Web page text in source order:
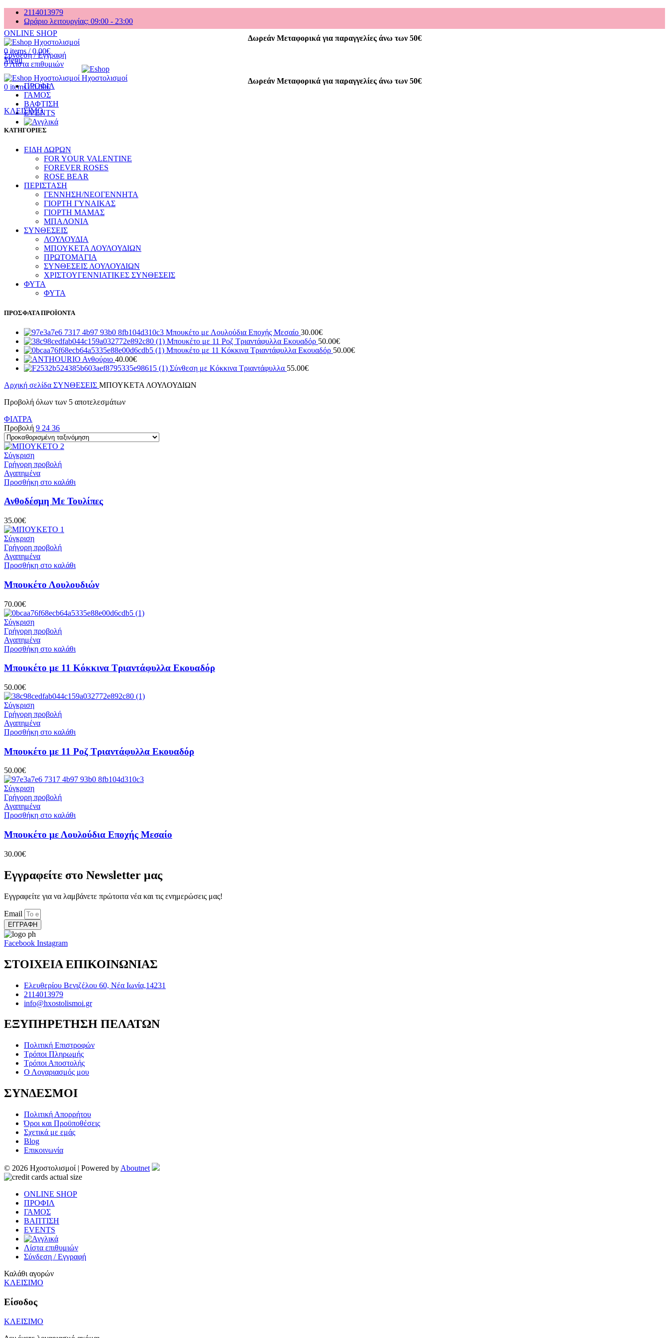
2114013979
Ωράριο λειτουργίας: 09:00 - 23:00
Δωρεάν Μεταφορικά για παραγγελίες άνω των 50€
Σύνδεση / Εγγραφή
0Λίστα επιθυμιών
Δωρεάν Μεταφορικά για παραγγελίες άνω των 50€
ONLINE SHOP
0 items / 0.00€
Menu
0 items / 0.00€
ΠΡΟΦΙΛ
ΓΑΜΟΣ
ΒΑΦΤΙΣΗ
EVENTS
ΚΛΕΙΣΙΜΟ
ΚΑΤΗΓΟΡΙΕΣ
ΕΙΔΗ ΔΩΡΩΝ
FOR YOUR VALENTINE
FOREVER ROSES
ROSE BEAR
ΠΕΡΙΣΤΑΣΗ
ΓΕΝΝΗΣΗ/ΝΕΟΓΕΝΝΗΤΑ
ΓΙΟΡΤΗ ΓΥΝΑΙΚΑΣ
ΓΙΟΡΤΗ ΜΑΜΑΣ
ΜΠΑΛΟΝΙΑ
ΣΥΝΘΕΣΕΙΣ
ΛΟΥΛΟΥΔΙΑ
ΜΠΟΥΚΕΤΑ ΛΟΥΛΟΥΔΙΩΝ
ΠΡΩΤΟΜΑΓΙΑ
ΣΥΝΘΕΣΕΙΣ ΛΟΥΛΟΥΔΙΩΝ
ΧΡΙΣΤΟΥΓΕΝΝΙΑΤΙΚΕΣ ΣΥΝΘΕΣΕΙΣ
ΦΥΤΑ
ΦΥΤΑ
ΠΡΟΣΦΑΤΑ ΠΡΟΪΟΝΤΑ
Μπουκέτο με Λουλούδια Εποχής Μεσαίο 30.00€
Μπουκέτο με 11 Ροζ Τριαντάφυλλα Εκουαδόρ 50.00€
Μπουκέτο με 11 Κόκκινα Τριαντάφυλλα Εκουαδόρ 50.00€
Ανθούριο 40.00€
Σύνθεση με Κόκκινα Τριαντάφυλλα 55.00€
Αρχική σελίδα ΣΥΝΘΕΣΕΙΣ ΜΠΟΥΚΕΤΑ ΛΟΥΛΟΥΔΙΩΝ
Προβολή όλων των 5 αποτελεσμάτων
ΦΙΛΤΡΑ
Προβολή 9 24 36
Σύγκριση
Γρήγορη προβολή
Αγαπημένα
Προσθήκη στο καλάθι
Ανθοδέσμη Με Τουλίπες
35.00€
Σύγκριση
Γρήγορη προβολή
Αγαπημένα
Προσθήκη στο καλάθι
Μπουκέτο Λουλουδιών
70.00€
Σύγκριση
Γρήγορη προβολή
Αγαπημένα
Προσθήκη στο καλάθι
Μπουκέτο με 11 Κόκκινα Τριαντάφυλλα Εκουαδόρ
50.00€
Σύγκριση
Γρήγορη προβολή
Αγαπημένα
Προσθήκη στο καλάθι
Μπουκέτο με 11 Ροζ Τριαντάφυλλα Εκουαδόρ
50.00€
Σύγκριση
Γρήγορη προβολή
Αγαπημένα
Προσθήκη στο καλάθι
Μπουκέτο με Λουλούδια Εποχής Μεσαίο
30.00€
Εγγραφείτε στο Newsletter μας
Εγγραφείτε για να λαμβάνετε πρώτοιτα νέα και τις ενημερώσεις μας!
Email
ΕΓΓΡΑΦΗ
Facebook Instagram
ΣΤΟΙΧΕΙΑ ΕΠΙΚΟΙΝΩΝΙΑΣ
Ελευθερίου Βενιζέλου 60, Νέα Ιωνία,14231
2114013979
info@hxostolismoi.gr
ΕΞΥΠΗΡΕΤΗΣΗ ΠΕΛΑΤΩΝ
Πολιτική Επιστροφών
Τρόποι Πληρωμής
Τρόποι Αποστολής
Ο Λογαριασμός μου
ΣΥΝΔΕΣΜΟΙ
Πολιτική Απορρήτου
Όροι και Προϋποθέσεις
Σχετικά με εμάς
Blog
Επικοινωνία
© 2026 Ηχοστολισμοί | Powered by Aboutnet
ONLINE SHOP
ΠΡΟΦΙΛ
ΓΑΜΟΣ
ΒΑΠΤΙΣΗ
EVENTS
Λίστα επιθυμιών
Σύνδεση / Εγγραφή
Καλάθι αγορών
ΚΛΕΙΣΙΜΟ
Είσοδος
ΚΛΕΙΣΙΜΟ